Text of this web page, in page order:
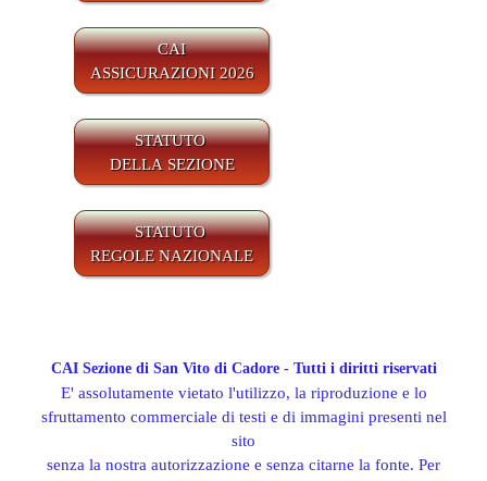
CAI
ASSICURAZIONI 2026
STATUTO
DELLA SEZIONE
STATUTO
REGOLE NAZIONALE
CAI Sezione di San Vito di Cadore - Tutti i diritti riservati
E' assolutamente vietato l'utilizzo, la riproduzione e lo
sfruttamento commerciale di testi e di immagini presenti nel
sito
senza la nostra autorizzazione e senza citarne la fonte. Per